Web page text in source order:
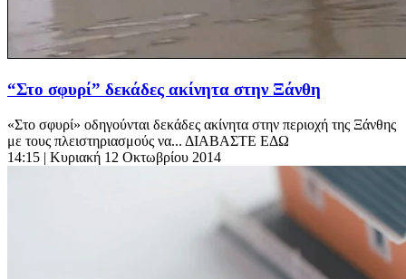
“Στο σφυρί” δεκάδες ακίνητα στην Ξάνθη
«Στο σφυρί» οδηγούνται δεκάδες ακίνητα στην περιοχή της Ξάνθης
με τους πλειστηριασμούς να... ΔΙΑΒΑΣΤΕ ΕΔΩ
14:15 | Κυριακή 12 Οκτωβρίου 2014